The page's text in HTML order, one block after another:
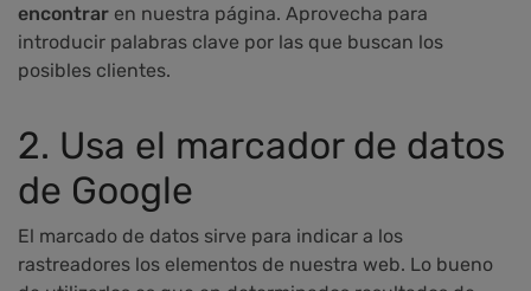
encontrar en nuestra página. Aprovecha para
introducir palabras clave por las que buscan los
posibles clientes.
2. Usa el marcador de datos
de Google
El marcado de datos sirve para indicar a los
rastreadores los elementos de nuestra web. Lo bueno